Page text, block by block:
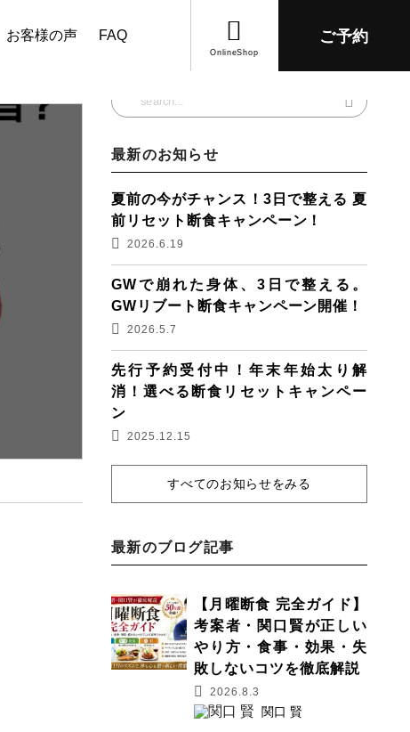
お客様の声 FAQ
OnlineShop
ご予約
最新のお知らせ
夏前の今がチャンス！3日で整える 夏
前リセット断食キャンペーン！
2026.6.19
GWで崩れた身体、3日で整える。
GWリブート断食キャンペーン開催！
2026.5.7
先行予約受付中！年末年始太り解
消！選べる断食リセットキャンペー
ン
2025.12.15
すべてのお知らせをみる
最新のブログ記事
【月曜断食 完全ガイド】
考案者・関口賢が正しい
やり方・食事・効果・失
敗しないコツを徹底解説
2026.8.3
関口 賢